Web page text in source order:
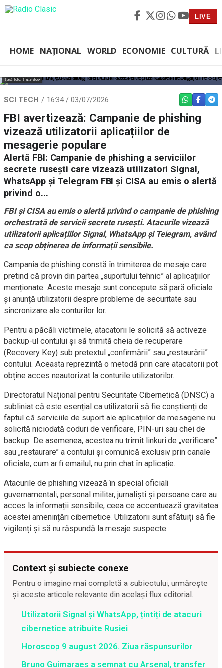
LIVE
HOME NAȚIONAL WORLD ECONOMIE CULTURĂ
Sursă foto: Shutterstock
SCI TECH 16:34 / 03/07/2026 WHATSAPP
FBI avertizează: Campanie de phishing
vizează utilizatorii aplicațiilor de
mesagerie populare
Alertă FBI: Campanie de phishing a serviciilor
secrete rusești care vizează utilizatori Signal,
WhatsApp și Telegram FBI și CISA au emis o alertă
privind o...
FBI și CISA au emis o alertă privind o campanie de phishing
orchestrată de servicii secrete rusești. Atacurile vizează
utilizatorii aplicațiilor Signal, WhatsApp și Telegram, având
ca scop obținerea de informații sensibile.
Campania de phishing constă în trimiterea de mesaje care
pretind că provin din partea „suportului tehnic” al aplicațiilor
menționate. Aceste mesaje sunt concepute să pară oficiale
și anunță utilizatorii despre probleme de securitate sau
sincronizare ale conturilor lor.
Pentru a păcăli victimele, atacatorii le solicită să activeze
backup-ul contului și să trimită cheia de recuperare
(Recovery Key) sub pretextul „confirmării” sau „restaurării”
contului. Aceasta reprezintă o metodă prin care atacatorii pot
obține acces neautorizat la conturile utilizatorilor.
Directoratul Național pentru Securitate Cibernetică (DNSC) a
subliniat că este esențial ca utilizatorii să fie conștienți de
faptul că serviciile de suport ale aplicațiilor de mesagerie nu
solicită niciodată coduri de verificare, PIN-uri sau chei de
backup. De asemenea, acestea nu trimit linkuri de „verificare”
sau „restaurare” a contului și comunică exclusiv prin canale
oficiale, cum ar fi emailul, nu prin chat în aplicație.
Atacurile de phishing vizează în special oficiali
guvernamentali, personal militar, jurnaliști și persoane care au
acces la informații sensibile, ceea ce accentuează gravitatea
acestei amenințări cibernetice. Utilizatorii sunt sfătuiți să fie
vigilenți și să nu răspundă la mesaje suspecte.
Context și subiecte conexe
Pentru o imagine mai completă a subiectului, urmărește
și aceste articole relevante din același flux editorial.
Utilizatorii Signal și WhatsApp, țintiți de atacuri
cibernetice atribuite Rusiei
Horoscop 9 august 2026. Ziua răspunsurilor
Bruno Guimaraes a semnat cu Arsenal, transfer